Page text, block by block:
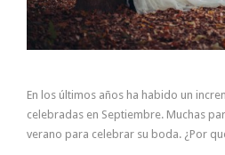
En los últimos años ha habido un
celebradas en Septiembre. Muchas
verano para celebrar su boda. ¿Por